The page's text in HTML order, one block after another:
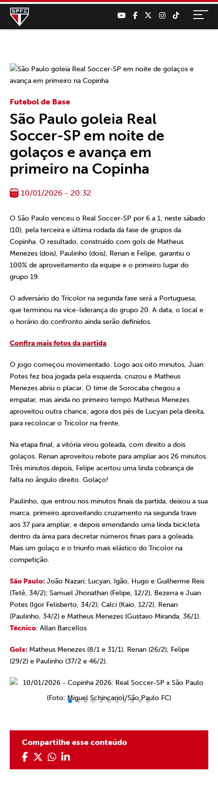
Futebol de Base
São Paulo goleia Real
Soccer-SP em noite de
golaços e avança em
primeiro na Copinha
10/01/2026 - 20:32
O São Paulo venceu o Real Soccer-SP por 6 a 1, neste sábado
(10), pela terceira e última rodada da fase de grupos da
Copinha. O resultado, construído com gols de Matheus
Menezes (dois), Paulinho (dois), Renan e Felipe, garantiu o
100% de aproveitamento da equipe e o primeiro lugar do
grupo 19.
O adversário do Tricolor na segunda fase será a Portuguesa,
que terminou na vice-liderança do grupo 20. A data, o local e
o horário do confronto ainda serão definidos.
Confira mais fotos da partida
O jogo começou movimentado. Logo aos oito minutos, Juan
Potes fez boa jogada pela esquerda, cruzou e Matheus
Menezes abriu o placar. O time de Sorocaba chegou a
empatar, mas ainda no primeiro tempo Matheus Menezes
aproveitou outra chance, agora dos pés de Lucyan pela direita,
para recolocar o Tricolor na frente.
Na etapa final, a vitória virou goleada, com direito a dois
golaços. Renan aproveitou rebote para ampliar aos 26 minutos.
Três minutos depois, Felipe acertou uma linda cobrança de
falta no ângulo direito. Golaço!
Paulinho, que entrou nos minutos finais da partida, deixou a sua
marca, primeiro aproveitando cruzamento na segunda trave
aos 37 para ampliar, e depois emendando uma linda bicicleta
dentro da área para decretar números finais para a goleada.
Mais um golaço e o triunfo mais elástico do Tricolor na
competição.
São Paulo: João Nazari; Lucyan, Igão, Hugo e Guilherme Reis
(Tetê, 34/2); Samuel Jhonathan (Felipe, 12/2), Bezerra e Juan
Potes (Igor Felisberto, 34/2); Calci (Kaio, 12/2), Renan
(Paulinho, 34/2) e Matheus Menezes (Gustavo Miranda, 36/1).
Técnico: Allan Barcellos
Gols: Matheus Menezes (8/1 e 31/1), Renan (26/2), Felipe
(29/2) e Paulinho (37/2 e 46/2).
(Foto: Miguel Schincariol/São Paulo FC)
Compartilhe esse conteúdo